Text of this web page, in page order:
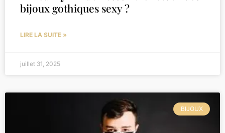
bijoux gothiques sexy ?
LIRE LA SUITE »
juillet 31, 2025
BIJOUX